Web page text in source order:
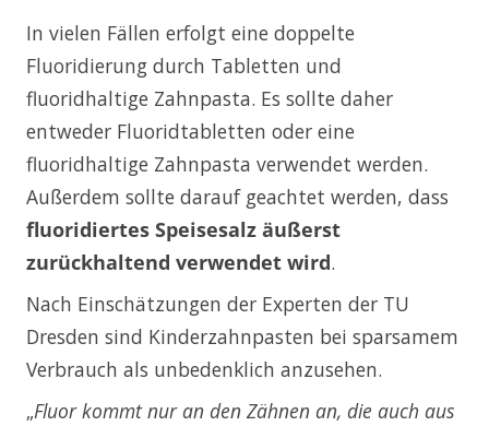
In vielen Fällen erfolgt eine doppelte
Fluoridierung durch Tabletten und
fluoridhaltige Zahnpasta. Es sollte daher
entweder Fluoridtabletten oder eine
fluoridhaltige Zahnpasta verwendet werden.
Außerdem sollte darauf geachtet werden, dass
fluoridiertes Speisesalz äußerst
zurückhaltend verwendet wird.
Nach Einschätzungen der Experten der TU
Dresden sind Kinderzahnpasten bei sparsamem
Verbrauch als unbedenklich anzusehen.
„Fluor kommt nur an den Zähnen an, die auch aus